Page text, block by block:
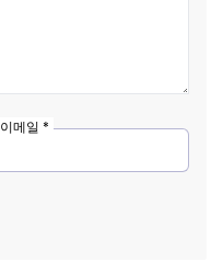
이메일 *